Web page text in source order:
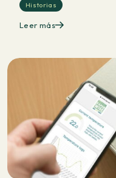
Historias
Leer más